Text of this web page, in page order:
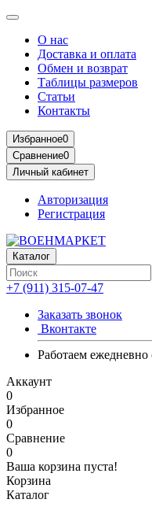
О нас
Доставка и оплата
Обмен и возврат
Таблицы размеров
Статьи
Контакты
Избранное0
Сравнение0
Личный кабинет
Авторизация
Регистрация
Каталог
+7 (911) 315-07-47
Заказать звонок
Вконтакте
Работаем ежедневно
Аккаунт
0
Избранное
0
Сравнение
0
Ваша корзина пуста!
Корзина
Каталог